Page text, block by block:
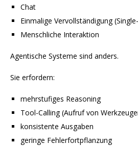
Chat
Einmalige Vervollständigung
Menschliche Interaktion
Agentische Systeme sind anders.
Sie erfordern:
mehrstufiges Reasoning
Tool-Calling (Aufruf von
konsistente Ausgaben
geringe Fehlerfortpflanzung